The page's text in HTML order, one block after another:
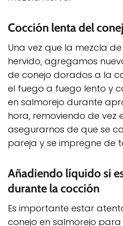
Cocción lenta del
Una vez que la mezcla
hervido, agregamos
de conejo dorados a la
el fuego a fuego lento y
en salmorejo durante
hora, removiendo de vez
asegurarnos de que se
pareja y se impregne de
Añadiendo líquido si
durante la cocción
Es importante estar
conejo en salmorejo